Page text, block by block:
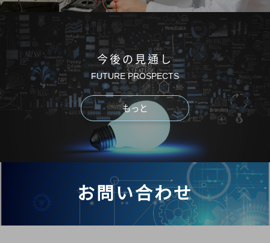
今後の見通し
FUTURE PROSPECTS
もっと
お問い合わせ